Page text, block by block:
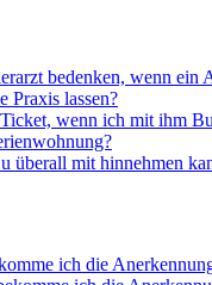
bedenken, wenn ein
Praxis lassen?
wenn ich mit ihm
überall mit hinnehmen
ich die